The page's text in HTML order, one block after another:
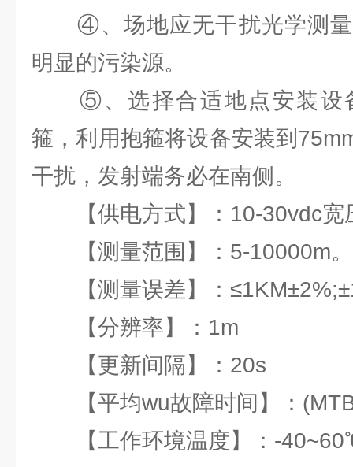
④、场地应无干扰光学测量
明显的污染源。
⑤、选择合适地点安装设
箍，利用抱箍将设备安装到
干扰，发射端务必在南侧。
【供电方式】：10-30vdc宽
【测量范围】：5-10000m。
【测量误差】：
【分辨率】：1m
【更新间隔】：20s
【平均wu故障时间】：
【工作环境温度】：-